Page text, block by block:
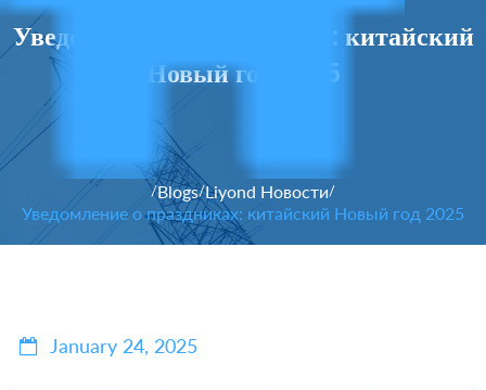
Уведомление о праздниках: китайский
Новый год 2025
/Blogs/Liyond Новости/
Уведомление о праздниках: китайский Новый год 2025
January 24, 2025